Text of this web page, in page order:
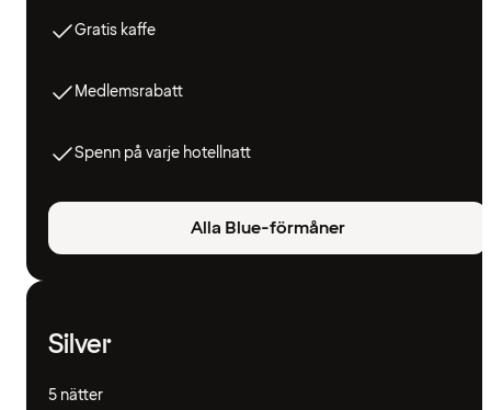
Gratis kaffe
Medlemsrabatt
Spenn på varje hotellnatt
Alla Blue-förmåner
Silver
5 nätter